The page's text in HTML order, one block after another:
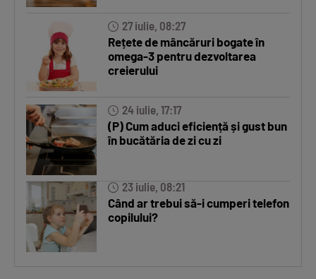
27 iulie, 08:27
Rețete de mâncăruri bogate în
omega-3 pentru dezvoltarea
creierului
24 iulie, 17:17
(P) Cum aduci eficiență și gust bun
în bucătăria de zi cu zi
23 iulie, 08:21
Când ar trebui să-i cumperi telefon
copilului?